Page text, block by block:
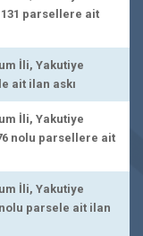
parsellere ait
İli, Yakutiye
ait ilan askı
İli, Yakutiye
nolu parsellere ait
İli, Yakutiye
parsele ait ilan